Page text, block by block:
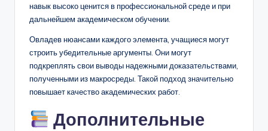
навык высоко ценится в профессиональной среде и при
дальнейшем академическом обучении.
Овладев нюансами каждого элемента, учащиеся могут
строить убедительные аргументы. Они могут
подкреплять свои выводы надежными доказательствами,
полученными из макросреды. Такой подход значительно
повышает качество академических работ.
Дополнительные